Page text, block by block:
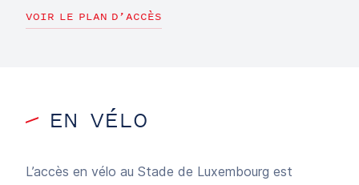
VOIR LE PLAN D’ACCÈS
EN VÉLO
L’accès en vélo au Stade de Luxembourg est